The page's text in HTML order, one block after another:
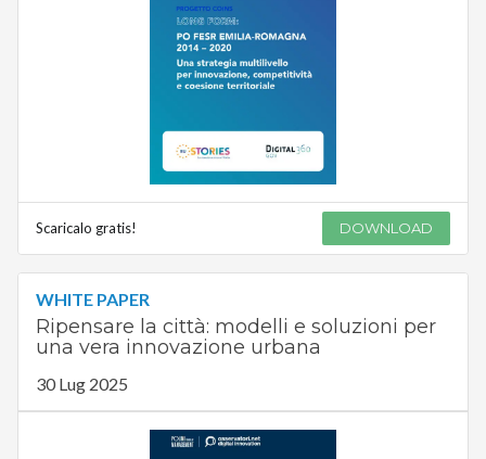
Scaricalo gratis! DOWNLOAD
WHITE PAPER
Ripensare la città: modelli e soluzioni per
una vera innovazione urbana
30 Lug 2025